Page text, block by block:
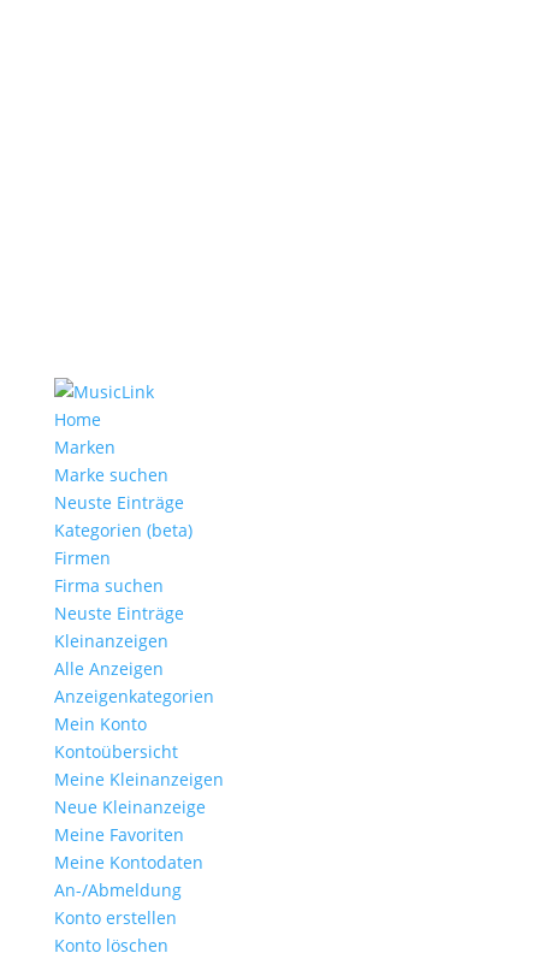
Home
Marken
Marke suchen
Neuste Einträge
Kategorien (beta)
Firmen
Firma suchen
Neuste Einträge
Kleinanzeigen
Alle Anzeigen
Anzeigen­kategorien
Mein Konto
Kontoübersicht
Meine Kleinanzeigen
Neue Kleinanzeige
Meine Favoriten
Meine Kontodaten
An-/Abmeldung
Konto erstellen
Konto löschen